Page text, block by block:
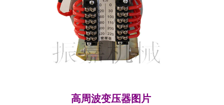
高周波变压器图片